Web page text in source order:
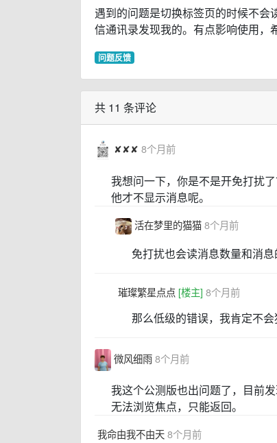
遇到的问题是切换标签页的时候不会
信通讯录发现我的。有点影响使用，
问题反馈
共 11 条评论
✘✘✘ 8个月前
我想问一下，你是不是开免打扰
他才不显示消息呢。
活在梦里的猫猫8个月前
免打扰也会读消息数量和消息
璀璨繁星点点 [楼主] 8个月前
那么低级的错误，我肯定不会
微风细雨8个月前
我这个公测版也出问题了，目前
无法浏览焦点，只能返回。
我命由我不由天8个月前